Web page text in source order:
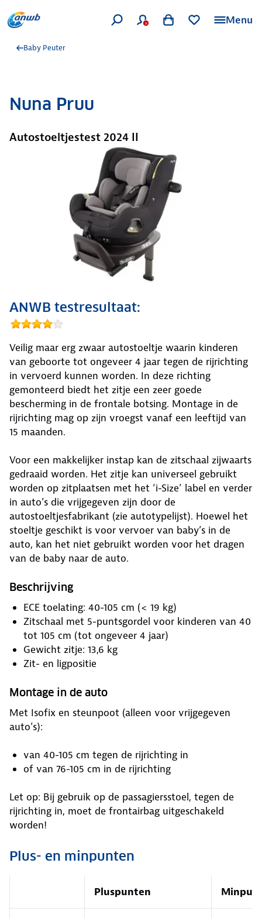
Menu
Baby Peuter
Nuna Pruu
Autostoeltjestest 2024 II
ANWB testresultaat:
Veilig maar erg zwaar autostoeltje waarin kinderen
van geboorte tot ongeveer 4 jaar tegen de rijrichting
in vervoerd kunnen worden. In deze richting
gemonteerd biedt het zitje een zeer goede
bescherming in de frontale botsing. Montage in de
rijrichting mag op zijn vroegst vanaf een leeftijd van
15 maanden.
Voor een makkelijker instap kan de zitschaal zijwaarts
gedraaid worden. Het zitje kan universeel gebruikt
worden op zitplaatsen met het ‘i-Size’ label en verder
in auto’s die vrijgegeven zijn door de
autostoeltjesfabrikant (zie autotypelijst). Hoewel het
stoeltje geschikt is voor vervoer van baby’s in de
auto, kan het niet gebruikt worden voor het dragen
van de baby naar de auto.
Beschrijving
ECE toelating: 40-105 cm (< 19 kg)
Zitschaal met 5-puntsgordel voor kinderen van 40
tot 105 cm (tot ongeveer 4 jaar)
Gewicht zitje: 13,6 kg
Zit- en ligpositie
Montage in de auto
Met Isofix en steunpoot (alleen voor vrijgegeven
auto’s):
van 40-105 cm tegen de rijrichting in
of van 76-105 cm in de rijrichting
Let op: Bij gebruik op de passagiersstoel, tegen de
rijrichting in, moet de frontairbag uitgeschakeld
worden!
Plus- en minpunten
Pluspunten